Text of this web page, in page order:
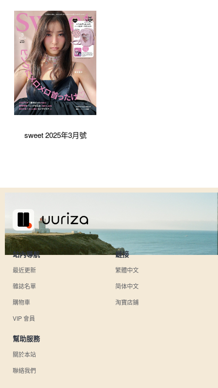
sweet 2025年3月號
站內導航
最近更新
雜誌名單
購物車
VIP 會員
鏈接
繁體中文
简体中文
淘寶店鋪
幫助服務
關於本站
聯絡我們